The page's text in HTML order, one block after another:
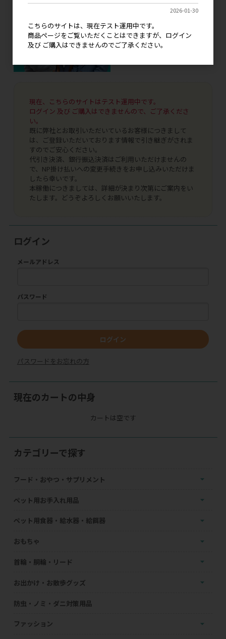
現在、こちらのサイトはテスト運用中です。
ログイン 及び ご購入はできませんので、ご了承くださ
い。
既に弊社とお取引いただいているお客様につきまして
は、ご登録いただいております情報で引き継ぎがされま
すのでご安心ください。
代引き決済、銀行振込決済はご利用いただけませんの
で、NP掛け払いへの変更手続きをお申し込みいただけま
したら幸いです。
本稼働につきましては、詳細が決まり次第にご案内をい
たします。どうぞよろしくお願いいたします。
ログイン
メールアドレス
パスワード
ログイン
パスワードをお忘れの方
現在のカートの中身
カートは空です
カテゴリーで探す
フード・おやつ・サプリメント
ペット用お手入れ用品
ペット用食器・給水器・給餌器
おもちゃ
首輪・胴輪・リード
お出かけ・お散歩グッズ
防虫・ノミ・ダニ対策用品
ファッション
2026-01-30
こちらのサイトは、現在テスト運用中です。
商品ページをご覧いただくことはできますが、ログイン
及び ご購入はできませんのでご了承ください。